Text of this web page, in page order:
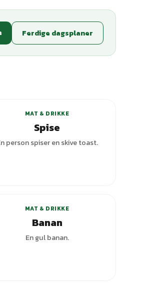
Ferdige dagsplaner
MAT & DRIKKE
Spise
person spiser en skive toast.
MAT & DRIKKE
Banan
En gul banan.